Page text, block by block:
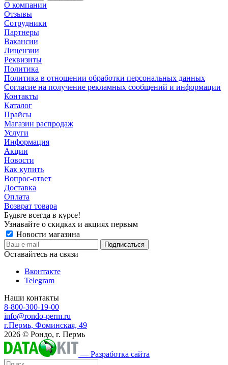
О компании
Отзывы
Сотрудники
Партнеры
Вакансии
Лицензии
Реквизиты
Политика
Политика в отношении обработки персональных данных
Согласие на получение рекламных сообщений и информации
Контакты
Каталог
Прайсы
Магазин распродаж
Услуги
Информация
Акции
Новости
Как купить
Вопрос-ответ
Доставка
Оплата
Возврат товара
Будьте всегда в курсе!
Узнавайте о скидках и акциях первым
Новости магазина
Оставайтесь на связи
Вконтакте
Telegram
Наши контакты
8-800-300-19-00
info@rondo-perm.ru
г.Пермь, Фоминская, 49
2026 © Рондо, г. Пермь
— Разработка сайта